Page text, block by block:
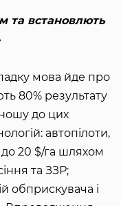
та встановлють
мова йде про
80% результату
до цих
автопілоти,
20 $/га шляхом
та ЗЗР;
обприскувача і